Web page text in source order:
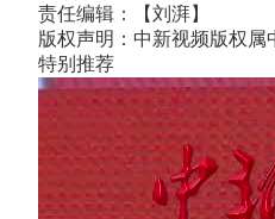
责任编辑：【刘湃】
版权声明：中新视频版权属
特别推荐